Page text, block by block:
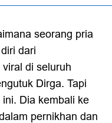
seorang pria
dari
di seluruh
Dirga. Tapi
Dia kembali ke
pernikhan dan